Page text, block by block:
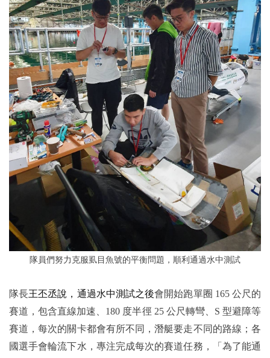
隊員們努力克服虱目魚號的平衡問題，順利通過水中測試
隊長王丕丞說，通過水中測試之後會開始跑單圈 165 公尺的
賽道，包含直線加速、180 度半徑 25 公尺轉彎、S 型避障等
賽道，每次的關卡都會有所不同，潛艇要走不同的路線；各
國選手會輪流下水，專注完成每次的賽道任務，「為了能通